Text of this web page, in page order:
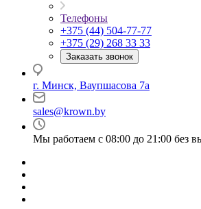
Телефоны
+375 (44) 504-77-77
+375 (29) 268 33 33
Заказать звонок
г. Минск, Ваупшасова 7а
sales@krown.by
Мы работаем с 08:00 до 21:00 без